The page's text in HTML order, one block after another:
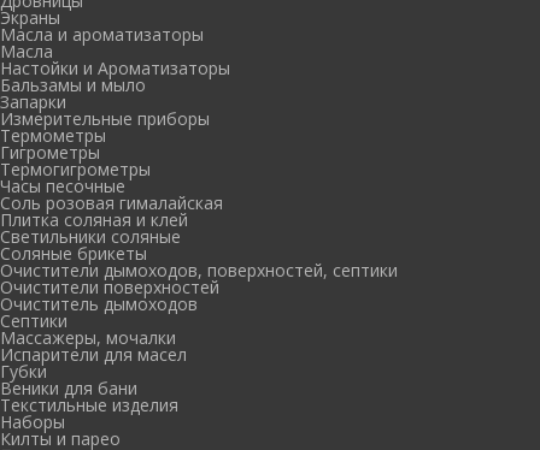
Экраны
Масла и ароматизаторы
Масла
Настойки и Ароматизаторы
Бальзамы и мыло
Запарки
Измерительные приборы
Термометры
Гигрометры
Термогигрометры
Часы песочные
Соль розовая гималайская
Плитка соляная и клей
Светильники соляные
Соляные брикеты
Очистители дымоходов, поверхностей, септики
Очистители поверхностей
Очиститель дымоходов
Септики
Массажеры, мочалки
Испарители для масел
Губки
Веники для бани
Текстильные изделия
Наборы
Килты и парео